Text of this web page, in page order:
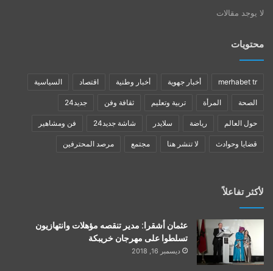
لا يوجد مقالات
محتويات
merhabet tr أخبار جهوية أخبار وطنية اقتصاد السياسية
الصحة المرأة تربية وتعليم ثقافة وفن جديد24
حول العالم رياضة سلايدر شاشة جديد24 فن ومشاهير
قضايا وحوادث لا تنشر هنا مجتمع مرصد المحترفين
لأكثر تفاعلاً
عثمان أشقرا: مدير تنقصه مؤهلات وانتهازيون
تسلطوا على مهرجان خريبكة
ديسمبر 16, 2018